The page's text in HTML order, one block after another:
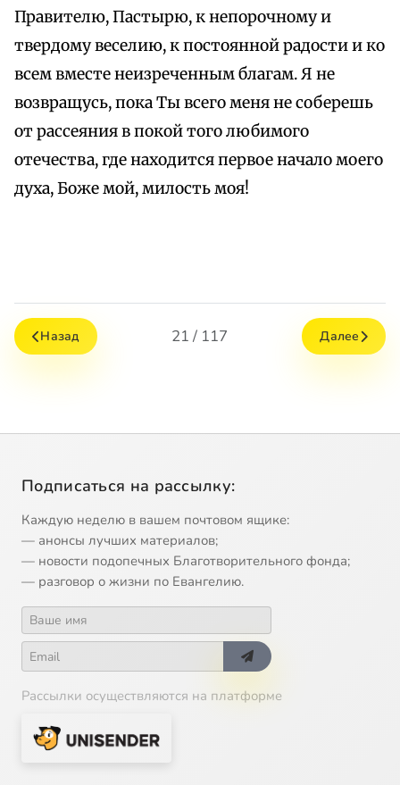
Правителю, Пастырю, к непорочному и
твердому веселию, к постоянной радости и ко
всем вместе неизреченным благам. Я не
возвращусь, пока Ты всего меня не соберешь
от рассеяния в покой того любимого
отечества, где находится первое начало моего
духа, Боже мой, милость моя!
Назад 21 / 117 Далее
Подписаться на рассылку:
Каждую неделю в вашем почтовом ящике:
— анонсы лучших материалов;
— новости подопечных Благотворительного фонда;
— разговор о жизни по Евангелию.
Рассылки осуществляются на платформе